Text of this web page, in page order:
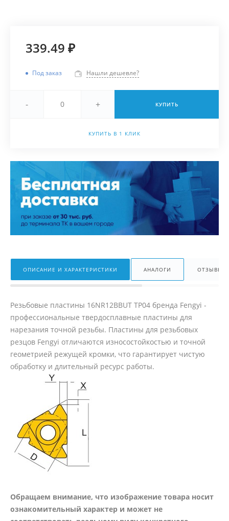
339.49 ₽
Под заказ Нашли дешевле?
- + КУПИТЬ
КУПИТЬ В 1 КЛИК
ОПИСАНИЕ И ХАРАКТЕРИСТИКИ АНАЛОГИ ОТЗЫВЫ
Резьбовые пластины 16NR12BBUT TP04 бренда Fengyi -
профессиональные твердосплавные пластины для
нарезания точной резьбы. Пластины для резьбовых
резцов Fengyi отличаются износостойкостью и точной
геометрией режущей кромки, что гарантирует чистую
обработку и длительный ресурс работы.
Обращаем внимание, что изображение товара носит
ознакомительный характер и может не